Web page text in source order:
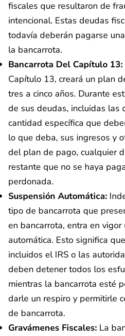
fiscales que resultaron de
intencional. Estas deudas
todavía deberán pagarse
la bancarrota.
Bancarrota Del Capítulo 13:
Capítulo 13, creará un plan
tres a cinco años. Durante
de sus deudas, incluidas las
cantidad específica que
lo que deba, sus ingresos y
del plan de pago, cualquier
restante que no se haya
perdonada.
Suspensión Automática:
tipo de bancarrota que
en bancarrota, entra en vigor
automática. Esto significa
incluidos el IRS o las
deben detener todos los
mientras la bancarrota esté
darle un respiro y permitirle
de bancarrota.
Gravámenes Fiscales: La